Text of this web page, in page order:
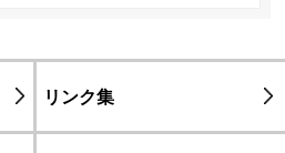
リンク集